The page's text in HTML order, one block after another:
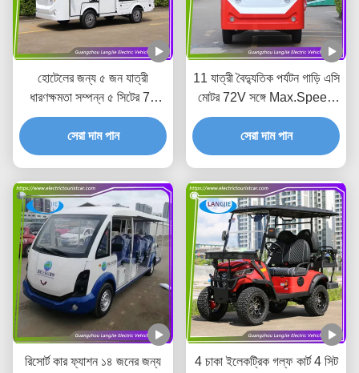
হোটেলের জন্য ৫ জন যাত্রী
ধারণক্ষমতা সম্পন্ন ৫ সিটের 70
কিমি রেঞ্জের বৈদ্যুতিক গাড়ি
সেরা দাম পান
11 যাত্রী বৈদ্যুতিক পর্যটন গাড়ি এসি
মোটর 72V সঙ্গে Max.Speed
30km/H জন্য হোটেল
সেরা দাম পান
রিসোর্ট কার ফ্যাশন ১৪ জনের জন্য
4 চাকা ইলেকট্রিক গল্ফ কার্ট 4 সিট